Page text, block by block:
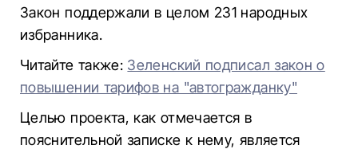
Закон поддержали в целом 231 народных
избранника.
Читайте также: Зеленский подписал закон о
повышении тарифов на "автогражданку"
Целью проекта, как отмечается в
пояснительной записке к нему, является